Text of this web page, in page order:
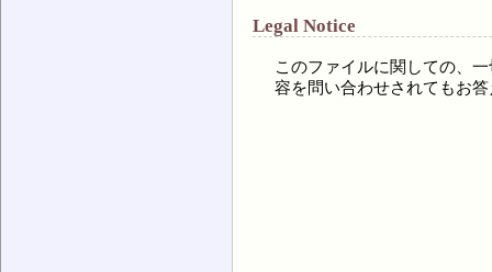
Legal Notice
このファイルに関しての、
容を問い合わせされてもお